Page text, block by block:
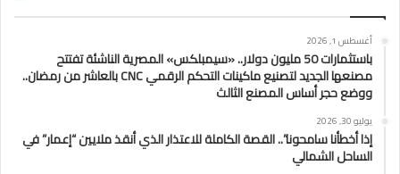
أغسطس 1, 2026
باستثمارات 50 مليون دولار.. «سيمبلكس» المصرية الناشئة تفتتح
مصنعها الجديد لتصنيع ماكينات التحكم الرقمي CNC بالعاشر من رمضان..
ووضع حجر أساس المصنع الثالث
يوليو 30, 2026
إذا أخطأنا سامحونا”.. القصة الكاملة للاعتذار الذي أنقذ ملايين “إعمار” في
الساحل الشمالي